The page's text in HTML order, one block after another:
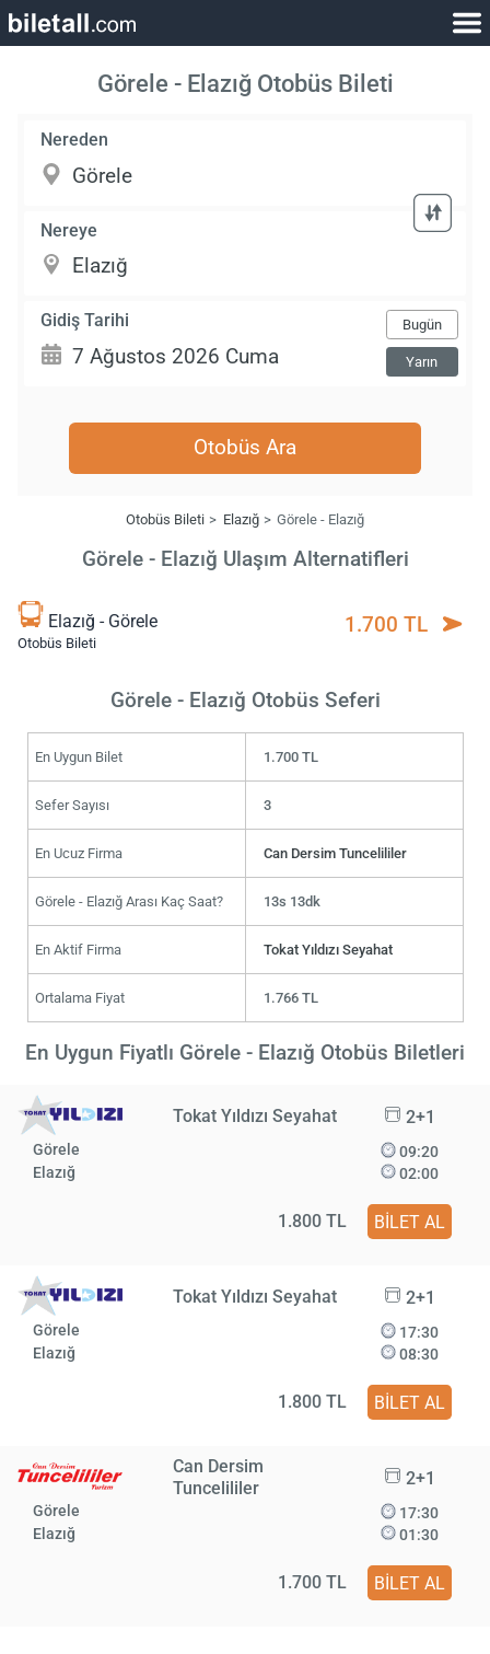
Görele - Elazığ Otobüs Bileti
Nereden
Nereye
Gidiş Tarihi Bugün
Yarın
Otobüs Ara
Otobüs Bileti Elazığ Görele - Elazığ
Görele - Elazığ Ulaşım Alternatifleri
Elazığ - Görele
Otobüs Bileti
1.700 TL
Görele - Elazığ Otobüs Seferi
En Uygun Bilet 1.700 TL
Sefer Sayısı 3
En Ucuz Firma Can Dersim Tuncelililer
Görele - Elazığ Arası Kaç Saat? 13s 13dk
En Aktif Firma Tokat Yıldızı Seyahat
Ortalama Fiyat 1.766 TL
En Uygun Fiyatlı Görele - Elazığ Otobüs Biletleri
Tokat Yıldızı Seyahat 2+1
Görele
Elazığ
09:20
02:00
1.800 TL BİLET AL
Tokat Yıldızı Seyahat 2+1
Görele
Elazığ
17:30
08:30
1.800 TL BİLET AL
Can Dersim
Tuncelililer
2+1
Görele
Elazığ
17:30
01:30
1.700 TL BİLET AL